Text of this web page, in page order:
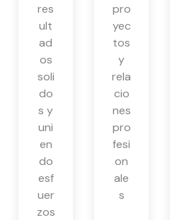
res
ult
ad
os
soli
do
s y
uni
en
do
esf
uer
zos
pro
yec
tos
y
rela
cio
nes
pro
fesi
on
ale
s